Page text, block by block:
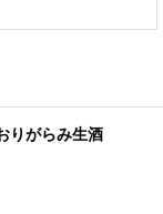
がらみ生酒